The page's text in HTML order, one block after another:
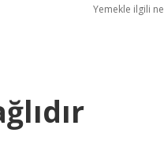
Yemekle ilgili